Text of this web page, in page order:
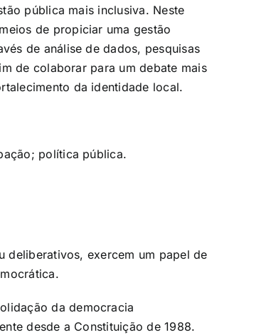
pública mais inclusiva. Neste
de propiciar uma gestão
de análise de dados, pesquisas
de colaborar para um debate mais
da identidade local.
política pública.
deliberativos, exercem um papel de
da democracia
desde a Constituição de 1988.